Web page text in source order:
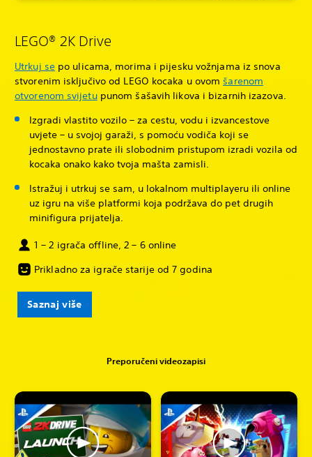
LEGO® 2K Drive
Utrkuj sepo ulicama, morima i pijesku vožnjama iz snova
stvorenim isključivo od LEGO kocaka u ovomšarenom
otvorenom svijetupunom šašavih likova i bizarnih izazova.
Izgradi vlastito vozilo – za cestu, vodu i izvancestove
uvjete – u svojoj garaži, s pomoću vodiča koji se
jednostavno prate ili slobodnim pristupom izradi vozila od
kocaka onako kako tvoja mašta zamisli.
Istražuj i utrkuj se sam, u lokalnom multiplayeru ili online
uz igru na više platformi koja podržava do pet drugih
minifigura prijatelja.
1 – 2 igrača offline, 2 – 6 online
Prikladno za igrače starije od 7 godina
Saznaj više
Preporučeni videozapisi